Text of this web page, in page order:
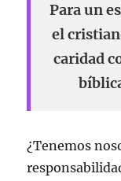
Para un
el
caridad
¿Tenemos